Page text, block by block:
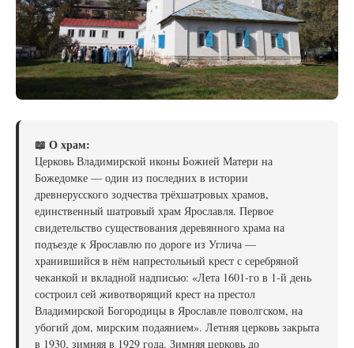
📖 О храм:
Церковь Владимирской иконы Божией Матери на
Божедомке — один из последних в истории
древнерусского зодчества трёхшатровых храмов,
единственный шатровый храм Ярославля. Первое
свидетельство существования деревянного храма на
подъезде к Ярославлю по дороге из Углича —
хранившийся в нём напрестольный крест с серебряной
чеканкой и вкладной надписью: «Лета 1601-го в 1-й день
состроил сей животворящий крест на престол
Владимирской Богородицы в Ярославле поволгском, на
убогий дом, мирским подаянием». Летняя церковь закрыта
в 1930, зимняя в 1929 года. Зимняя церковь до